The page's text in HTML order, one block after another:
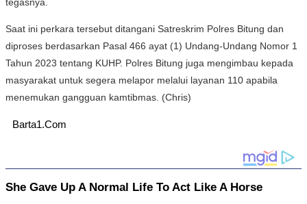
Saat ini perkara tersebut ditangani Satreskrim Polres Bitung dan
diproses berdasarkan Pasal 466 ayat (1) Undang-Undang Nomor 1
Tahun 2023 tentang KUHP. Polres Bitung juga mengimbau kepada
masyarakat untuk segera melapor melalui layanan 110 apabila
menemukan gangguan kamtibmas. (Chris)
Barta1.Com